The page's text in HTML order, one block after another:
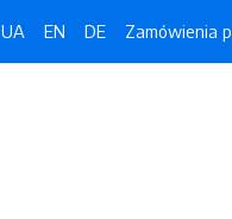
UA EN DE Zamówienia